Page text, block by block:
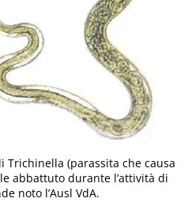
Trichinella (parassita che causa
abbattuto durante l’attività di
noto l’Ausl VdA.